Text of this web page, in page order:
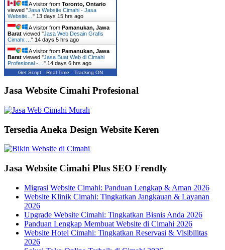
A visitor from Toronto, Ontario
viewed "Jasa Website Cimahi - Jasa
Website… " 13 days 15 hrs ago
A visitor from Pamanukan, Jawa
Barat viewed "Jasa Web Desain Grafis
Cimahi:… " 14 days 5 hrs ago
A visitor from Pamanukan, Jawa
Barat viewed "Jasa Buat Web di Cimahi
Profesional -… " 14 days 6 hrs ago
Get Script Real Time Tracking ON
Jasa Website Cimahi Profesional
Tersedia Aneka Design Website Keren
Jasa Website Cimahi Plus SEO Frendly
Migrasi Website Cimahi: Panduan Lengkap & Aman 2026
Website Klinik Cimahi: Tingkatkan Jangkauan & Layanan
2026
Upgrade Website Cimahi: Tingkatkan Bisnis Anda 2026
Panduan Lengkap Membuat Website di Cimahi 2026
Website Hotel Cimahi: Tingkatkan Reservasi & Visibilitas
2026